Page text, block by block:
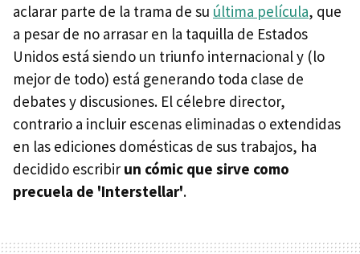
aclarar parte de la trama de su última película, que
a pesar de no arrasar en la taquilla de Estados
Unidos está siendo un triunfo internacional y (lo
mejor de todo) está generando toda clase de
debates y discusiones. El célebre director,
contrario a incluir escenas eliminadas o extendidas
en las ediciones domésticas de sus trabajos, ha
decidido escribir un cómic que sirve como
precuela de 'Interstellar'.